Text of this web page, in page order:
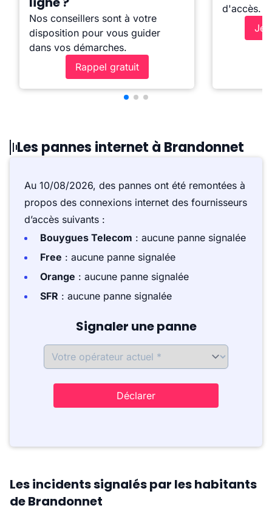
Nos conseillers sont à votre
disposition pour vous guider
dans vos démarches.
Rappel gratuit
d'accès.
Je
Les pannes internet à Brandonnet
Au 10/08/2026, des pannes ont été remontées à
propos des connexions internet des fournisseurs
d’accès suivants :
Bouygues Telecom : aucune panne signalée
Free : aucune panne signalée
Orange : aucune panne signalée
SFR : aucune panne signalée
Signaler une panne
Déclarer
Les incidents signalés par les habitants
de Brandonnet